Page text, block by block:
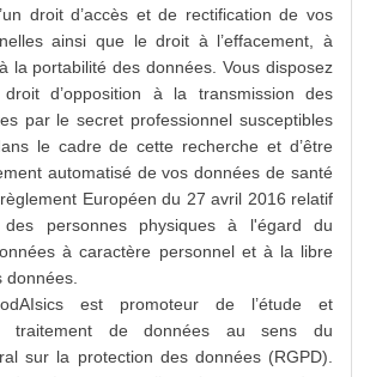
droit d’accès et de rectification de vos
ainsi que le droit à l’effacement, à
la portabilité des données. Vous disposez
droit d’opposition à la transmission des
par le secret professionnel susceptibles
le cadre de cette recherche et d’être
automatisé de vos données de santé
Européen du 27 avril 2016 relatif
personnes physiques à l'égard du
à caractère personnel et à la libre
données.
est promoteur de l’étude et
traitement de données au sens du
sur la protection des données (RGPD).